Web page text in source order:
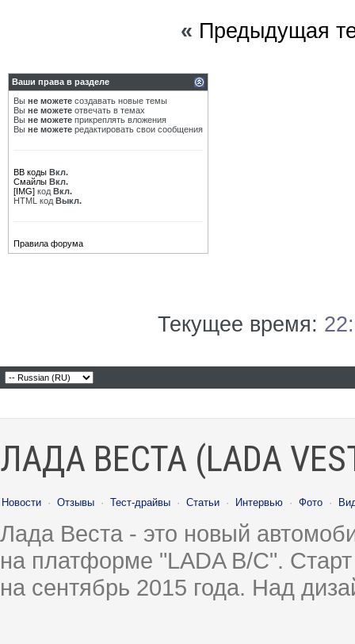
« Предыдущая
Ваши права в разделе
Вы не можете создавать новые темы
Вы не можете отвечать в темах
Вы не можете прикреплять вложения
Вы не можете редактировать свои сообщения
BB коды Вкл.
Смайлы Вкл.
[IMG] код Вкл.
HTML код Выкл.
Правила форума
Текущее время:
ЛАДА ВЕСТА (LADA
Новости · Отзывы · Тест-драйвы · Статьи · Интервью · Фото ·
Лада Веста - это новый
на платформе "LADA B/C".
на сентябрь 2015 года. Над